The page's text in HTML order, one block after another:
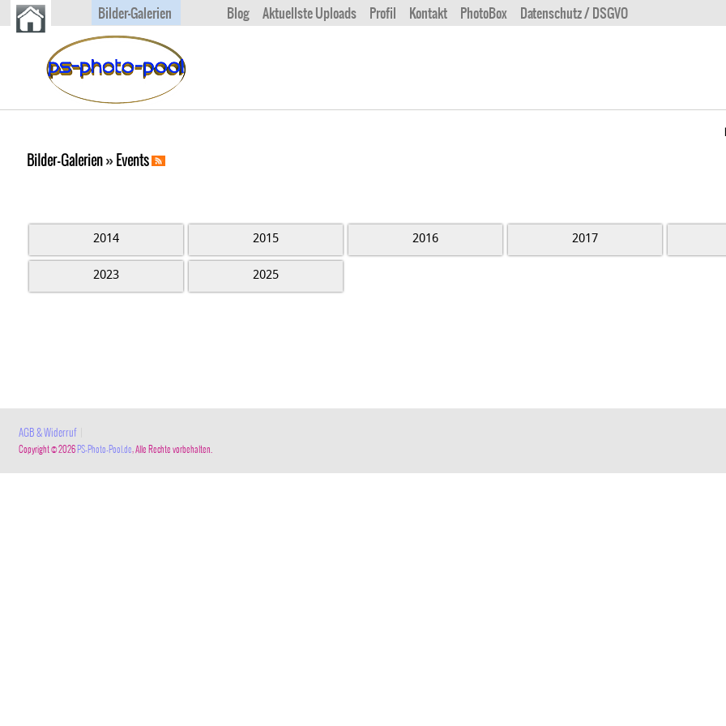
Bilder-Galerien Blog Aktuellste Uploads Profil Kontakt PhotoBox Datenschutz / DSGVO
Bilder-Galerien » Events
2014 2015 2016 2017
2023 2025
AGB & Widerruf
Copyright © 2026 PS-Photo-Pool.de, Alle Rechte vorbehalten.